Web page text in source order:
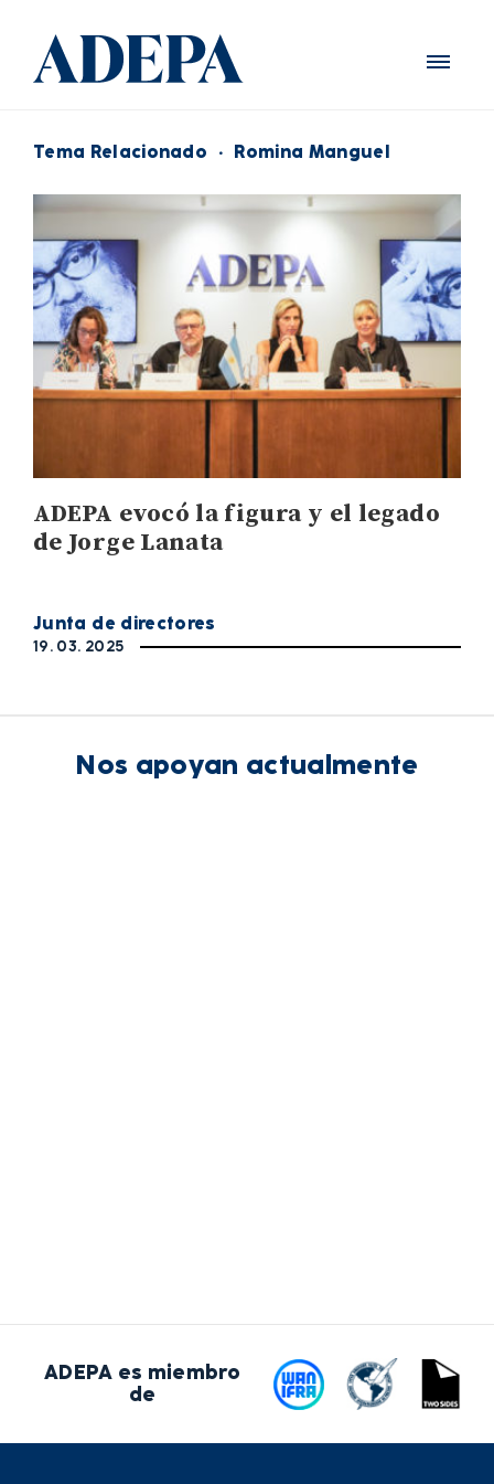
Tema Relacionado · Romina Manguel
ADEPA evocó la figura y el legado
de Jorge Lanata
Junta de directores
19. 03. 2025
Nos apoyan actualmente
ADEPA es miembro
de